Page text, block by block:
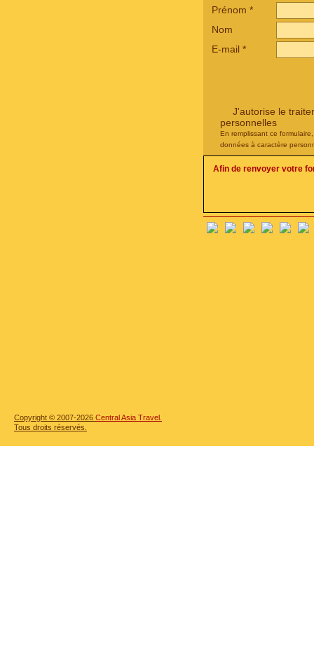
Prénom *
Nom
E-mail *
J'autorise le
personnelles
En remplissant ce
données à caractère
Afin de renvoyer votre
Copyright © 2007-2026 Central Asia Travel.
Tous droits réservés.